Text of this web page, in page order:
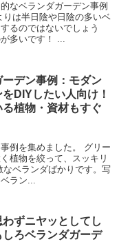
なベランダガーデン事例
は半日陰や日陰の多いベ
るのではないでしょう
多いです！ ...
デン事例：モダン
DIYしたい人向け！
植物・資材もすぐ
例を集めました。 グリー
植物を絞って、スッキリ
ベランダばかりです。写
ラン...
ずニヤッとしてし
しろベランダガーデ